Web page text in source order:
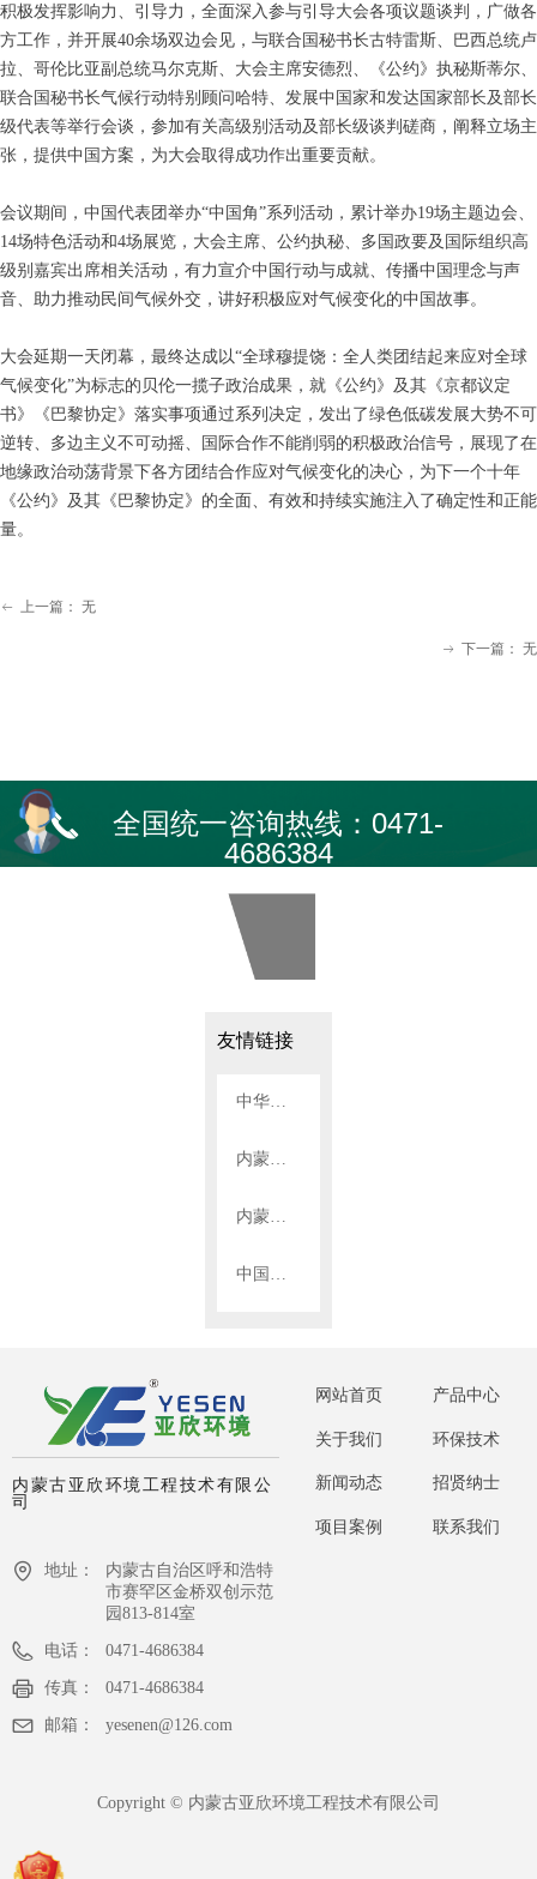
积极发挥影响力、引导力，全面深入参与引导大会各项议题谈判，广做各
方工作，并开展40余场双边会见，与联合国秘书长古特雷斯、巴西总统卢
拉、哥伦比亚副总统马尔克斯、大会主席安德烈、《公约》执秘斯蒂尔、
联合国秘书长气候行动特别顾问哈特、发展中国家和发达国家部长及部长
级代表等举行会谈，参加有关高级别活动及部长级谈判磋商，阐释立场主
张，提供中国方案，为大会取得成功作出重要贡献。
会议期间，中国代表团举办“中国角”系列活动，累计举办19场主题边会、
14场特色活动和4场展览，大会主席、公约执秘、多国政要及国际组织高
级别嘉宾出席相关活动，有力宣介中国行动与成就、传播中国理念与声
音、助力推动民间气候外交，讲好积极应对气候变化的中国故事。
大会延期一天闭幕，最终达成以“全球穆提饶：全人类团结起来应对全球
气候变化”为标志的贝伦一揽子政治成果，就《公约》及其《京都议定
书》《巴黎协定》落实事项通过系列决定，发出了绿色低碳发展大势不可
逆转、多边主义不可动摇、国际合作不能削弱的积极政治信号，展现了在
地缘政治动荡背景下各方团结合作应对气候变化的决心，为下一个十年
《公约》及其《巴黎协定》的全面、有效和持续实施注入了确定性和正能
量。
ꂃ 上一篇： 无
ꁹ 下一篇： 无
地址：
内蒙古自治区呼和浩特
市赛罕区金桥双创示范
园813-814室
电话： 0471-4686384
传真： 0471-4686384
邮箱： yesenen@126.com
网站首页
关于我们
新闻动态
项目案例
产品中心
环保技术
招贤纳士
联系我们
内蒙古亚欣环境工程技术有限公
司
Copyright © 内蒙古亚欣环境工程技术有限公司
全国统一咨询热线：0471-
4686384
끅
中华人民共和国生态环境部
内蒙古自治区生态环境厅
中国航天科工六院
内蒙古第三建筑工程有限公司
友情链接